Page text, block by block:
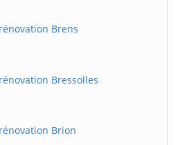
Brens
Bressolles
Brion